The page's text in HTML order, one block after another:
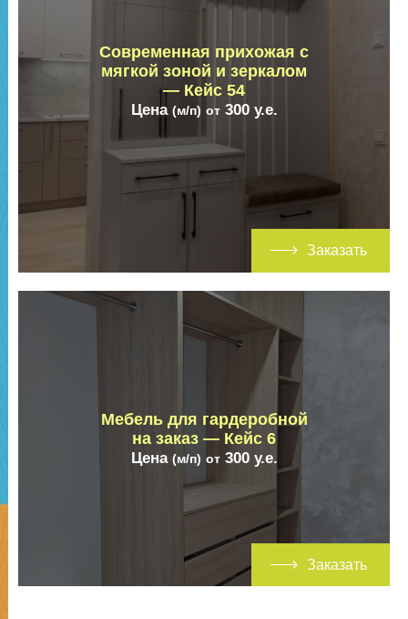
Современная прихожая с
мягкой зоной и зеркалом
— Кейс 54
Цена (м/п) от300 у.е.
Заказать
Мебель для гардеробной
на заказ — Кейс 6
Цена (м/п) от300 у.е.
Заказать